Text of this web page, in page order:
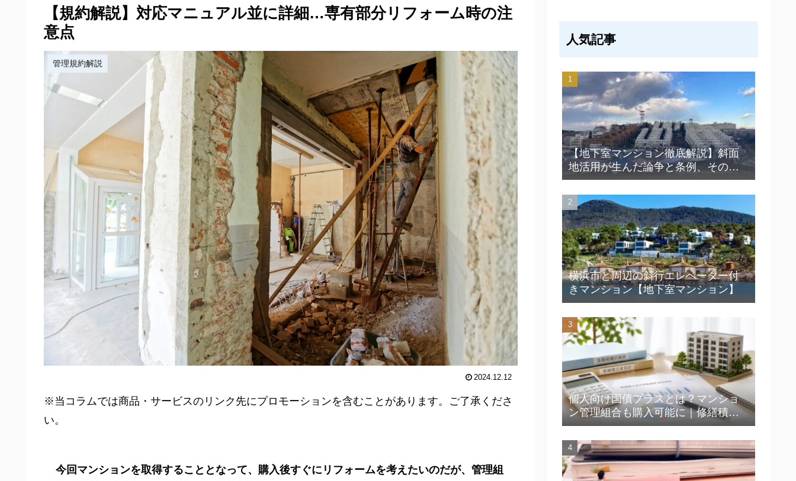
【規約解説】対応マニュアル並に詳細…専有部分リフォーム時の注
意点
管理規約解説
2024.12.12
※当コラムでは商品・サービスのリンク先にプロモーションを含むことがあります。ご了承くださ
い。
今回マンションを取得することとなって、購入後すぐにリフォームを考えたいのだが、管理組
人気記事
【地下室マンション徹底解説】斜面
地活用が生んだ論争と条例、その知
られざる魅力とは？
横浜市と周辺の斜行エレベーター付
きマンション【地下室マンション】
個人向け国債プラスとは？マンショ
ン管理組合も購入可能に｜修繕積立
金運用の新たな選択肢を解説